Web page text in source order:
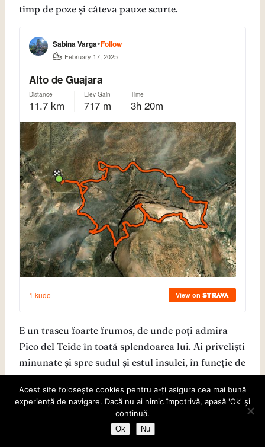
timp de poze și câteva pauze scurte.
E un traseu foarte frumos, de unde poți admira
Pico del Teide în toată splendoarea lui. Ai priveliști
minunate și spre sudul și estul insulei, în funcție de
nori (la peste 2000 de metri sunt rar nori, dar sunt
pături care acoperă restul insulei și limitează
vizibilitatea spre coastă). Am admirat de la
înălțime și Gran Canaria și ne-am bucurat chiar și
Acest site folosește cookies pentru a-ți asigura cea mai bună
experiență de navigare. Dacă nu ai nimic împotrivă, apasă 'Ok' și
continuă.
Ok Nu